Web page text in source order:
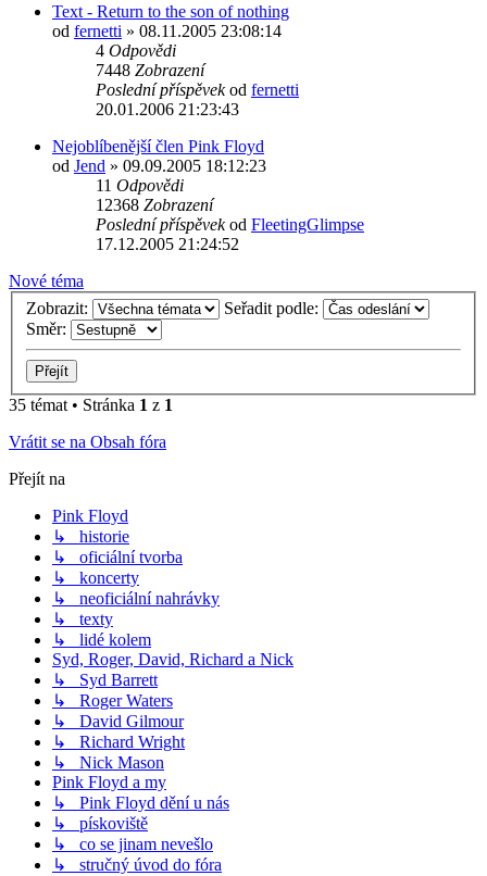
Text - Return to the son of nothing
od fernetti » 08.11.2005 23:08:14
4 Odpovědi
7448 Zobrazení
Poslední příspěvekod fernetti
20.01.2006 21:23:43
Nejoblíbenější člen Pink Floyd
od Jend » 09.09.2005 18:12:23
11 Odpovědi
12368 Zobrazení
Poslední příspěvekod FleetingGlimpse
17.12.2005 21:24:52
Nové téma
Zobrazit:
Seřadit podle:
Směr:
35 témat • Stránka 1 z 1
Vrátit se na Obsah fóra
Přejít na
Pink Floyd
↳ historie
↳ oficiální tvorba
↳ koncerty
↳ neoficiální nahrávky
↳ texty
↳ lidé kolem
Syd, Roger, David, Richard a Nick
↳ Syd Barrett
↳ Roger Waters
↳ David Gilmour
↳ Richard Wright
↳ Nick Mason
Pink Floyd a my
↳ Pink Floyd dění u nás
↳ pískoviště
↳ co se jinam nevešlo
↳ stručný úvod do fóra